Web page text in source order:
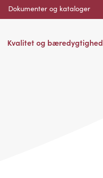
Dokumenter og kataloger
Kvalitet og bæredygtighed